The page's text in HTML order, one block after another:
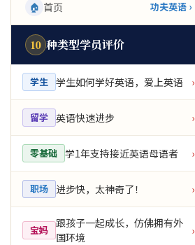
🏠 首页 功夫英语 ›
10 种类型学员评价
学生 学生如何学好英语，爱上英语 ›
留学 英语快速进步 ›
零基础 学1年支持接近英语母语者 ›
职场 进步快，太神奇了！ ›
宝妈
跟孩子一起成长，仿佛拥有外
国环境
›